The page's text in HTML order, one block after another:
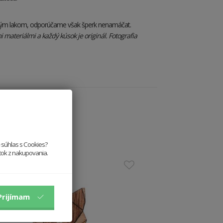
lakom, odporúčame však šperk nenamáčat.
a každý kúsok je originál. Fotografia
s Cookies?
z nakupovania.